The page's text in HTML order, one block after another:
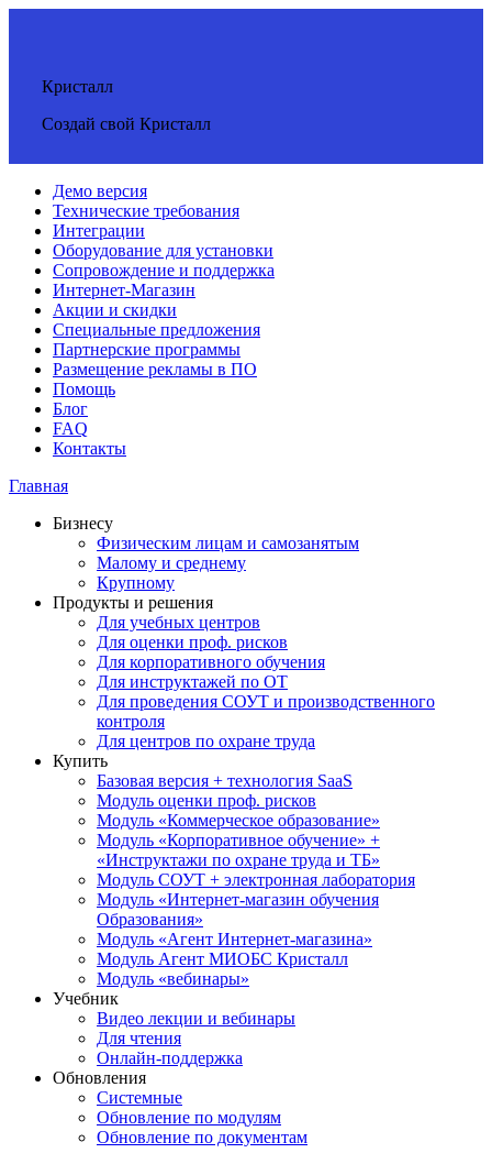
Кристалл
Создай свой Кристалл
Демо версия
Технические требования
Интеграции
Оборудование для установки
Сопровождение и поддержка
Интернет-Магазин
Акции и скидки
Специальные предложения
Партнерские программы
Размещение рекламы в ПО
Помощь
Блог
FAQ
Контакты
Главная
Бизнесу
Физическим лицам и самозанятым
Малому и среднему
Крупному
Продукты и решения
Для учебных центров
Для оценки проф. рисков
Для корпоративного обучения
Для инструктажей по ОТ
Для проведения СОУТ и производственного
контроля
Для центров по охране труда
Купить
Базовая версия + технология SaaS
Модуль оценки проф. рисков
Модуль «Коммерческое образование»
Модуль «Корпоративное обучение» +
«Инструктажи по охране труда и ТБ»
Модуль СОУТ + электронная лаборатория
Модуль «Интернет-магазин обучения
Образования»
Модуль «Агент Интернет-магазина»
Модуль Агент МИОБС Кристалл
Модуль «вебинары»
Учебник
Видео лекции и вебинары
Для чтения
Онлайн-поддержка
Обновления
Системные
Обновление по модулям
Обновление по документам